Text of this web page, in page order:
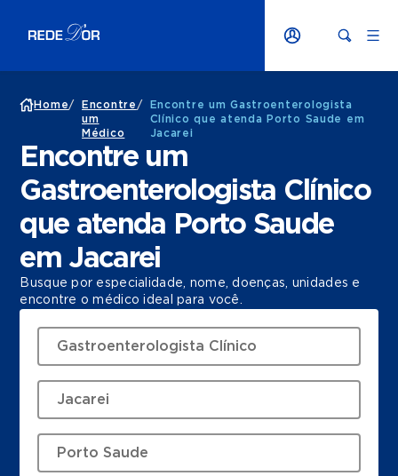
Home/
Encontre
um
Médico
/
Encontre um Gastroenterologista
Clínico que atenda Porto Saude em
Jacarei
Encontre um
Gastroenterologista Clínico
que atenda Porto Saude
em Jacarei
Busque por especialidade, nome, doenças, unidades e
encontre o médico ideal para você.